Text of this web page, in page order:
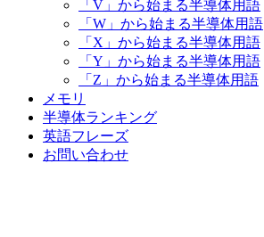
「V」から始まる半導体用語
「W」から始まる半導体用語
「X」から始まる半導体用語
「Y」から始まる半導体用語
「Z」から始まる半導体用語
メモリ
半導体ランキング
英語フレーズ
お問い合わせ